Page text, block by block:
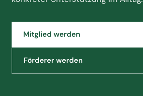
Mitglied werden
Förderer werden